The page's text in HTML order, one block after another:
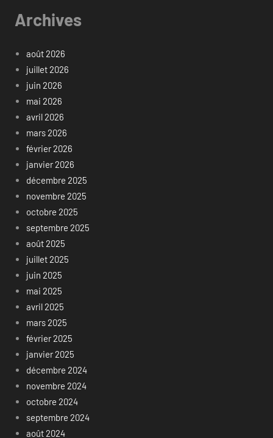
Archives
août 2026
juillet 2026
juin 2026
mai 2026
avril 2026
mars 2026
février 2026
janvier 2026
décembre 2025
novembre 2025
octobre 2025
septembre 2025
août 2025
juillet 2025
juin 2025
mai 2025
avril 2025
mars 2025
février 2025
janvier 2025
décembre 2024
novembre 2024
octobre 2024
septembre 2024
août 2024